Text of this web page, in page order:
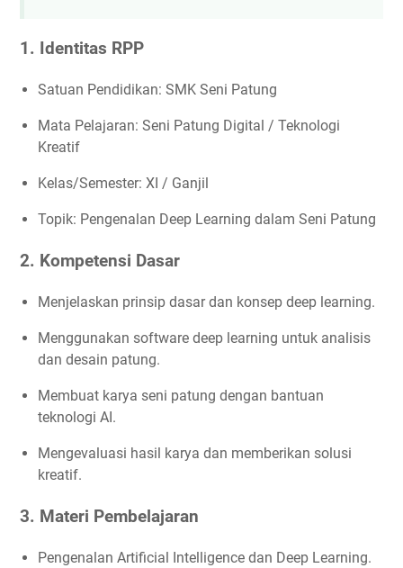
1. Identitas RPP
Satuan Pendidikan: SMK Seni Patung
Mata Pelajaran: Seni Patung Digital / Teknologi
Kreatif
Kelas/Semester: XI / Ganjil
Topik: Pengenalan Deep Learning dalam Seni Patung
2. Kompetensi Dasar
Menjelaskan prinsip dasar dan konsep deep learning.
Menggunakan software deep learning untuk analisis
dan desain patung.
Membuat karya seni patung dengan bantuan
teknologi AI.
Mengevaluasi hasil karya dan memberikan solusi
kreatif.
3. Materi Pembelajaran
Pengenalan Artificial Intelligence dan Deep Learning.